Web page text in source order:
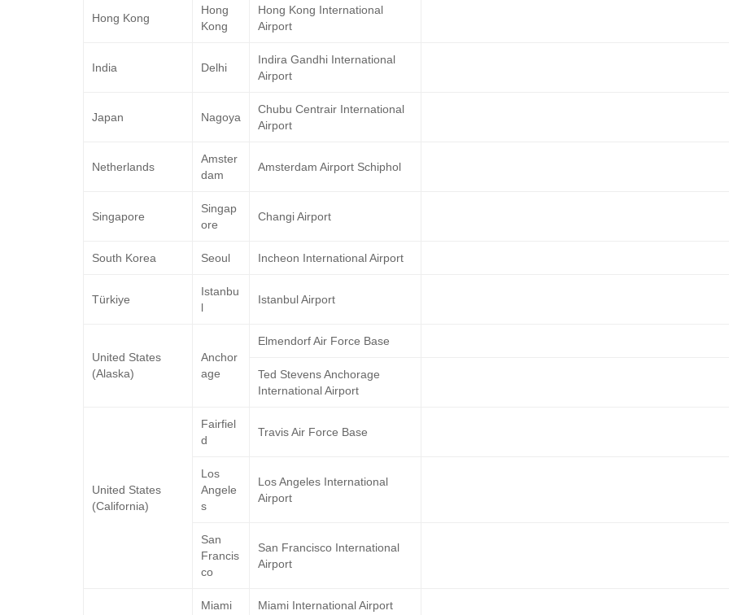
Hong Kong
Hong
Kong
Hong Kong International
Airport
India Delhi
Indira Gandhi International
Airport
Japan Nagoya
Chubu Centrair International
Airport
Netherlands
Amster
dam
Amsterdam Airport Schiphol
Singapore
Singap
ore
Changi Airport
South Korea Seoul Incheon International Airport
Türkiye
Istanbu
l
Istanbul Airport
United States
(Alaska)
Anchor
age
Elmendorf Air Force Base
Ted Stevens Anchorage
International Airport
United States
(California)
Fairfiel
d
Travis Air Force Base
Los
Angele
s
Los Angeles International
Airport
San
Francis
co
San Francisco International
Airport
Miami Miami International Airport